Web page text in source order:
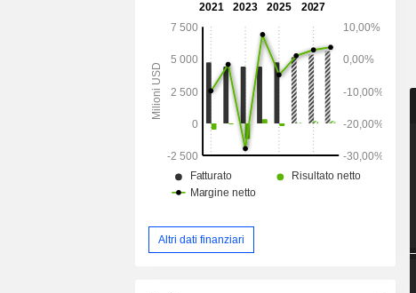
animali da compagnia da pulci, zecche e
parassiti interni. Offre Advantage, K-9 Advantix,
Advocate e AdTab, che sono trattamenti da
banco per la prevenzione e l’eliminazione di
pulci e zecche. I suoi prodotti per animali da
allevamento aiutano gli allevatori a migliorare la
salute e il benessere degli animali. Offre un
portafoglio di prodotti per animali da
allevamento destinati a bovini, inclusi bovini da
carne e da latte, pollame, suini e ovini.
Altri dati finanziari